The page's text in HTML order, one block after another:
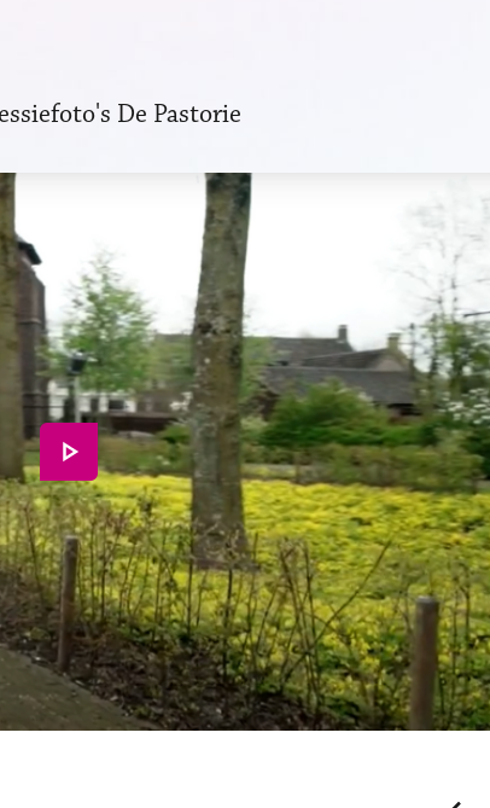
De Pastorie
Afspelen van video